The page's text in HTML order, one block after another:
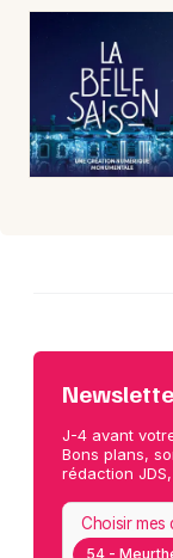
54 -
Choisir mes
Mon email
J-4 avant
Bons plans,
rédaction
54 -
Choisir mes